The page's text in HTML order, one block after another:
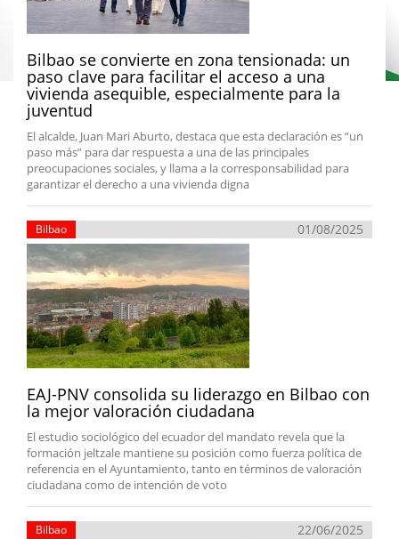
Bilbao se convierte en zona tensionada: un
paso clave para facilitar el acceso a una
vivienda asequible, especialmente para la
juventud
El alcalde, Juan Mari Aburto, destaca que esta declaración es “un
paso más” para dar respuesta a una de las principales
preocupaciones sociales, y llama a la corresponsabilidad para
garantizar el derecho a una vivienda digna
Bilbao 01/08/2025
EAJ-PNV consolida su liderazgo en Bilbao con
la mejor valoración ciudadana
El estudio sociológico del ecuador del mandato revela que la
formación jeltzale mantiene su posición como fuerza política de
referencia en el Ayuntamiento, tanto en términos de valoración
ciudadana como de intención de voto
Bilbao 22/06/2025